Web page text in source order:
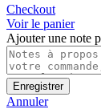
Checkout
Voir le panier
Ajouter une note
Enregistrer
Annuler